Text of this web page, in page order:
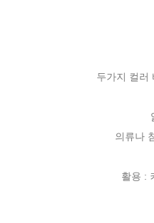
두가지 컬러
의류나
활용 :